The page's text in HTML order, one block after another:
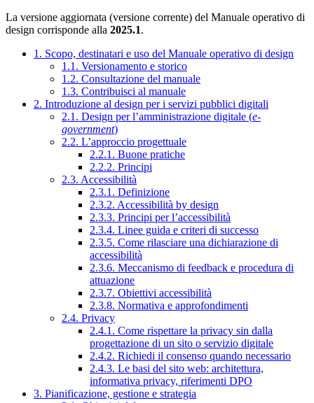
La versione aggiornata (versione corrente) del Manuale operativo di
design corrisponde alla 2025.1.
1. Scopo, destinatari e uso del Manuale operativo di design
1.1. Versionamento e storico
1.2. Consultazione del manuale
1.3. Contribuisci al manuale
2. Introduzione al design per i servizi pubblici digitali
2.1. Design per l’amministrazione digitale (e-
government)
2.2. L’approccio progettuale
2.2.1. Buone pratiche
2.2.2. Principi
2.3. Accessibilità
2.3.1. Definizione
2.3.2. Accessibilità by design
2.3.3. Principi per l’accessibilità
2.3.4. Linee guida e criteri di successo
2.3.5. Come rilasciare una dichiarazione di
accessibilità
2.3.6. Meccanismo di feedback e procedura di
attuazione
2.3.7. Obiettivi accessibilità
2.3.8. Normativa e approfondimenti
2.4. Privacy
2.4.1. Come rispettare la privacy sin dalla
progettazione di un sito o servizio digitale
2.4.2. Richiedi il consenso quando necessario
2.4.3. Le basi del sito web: architettura,
informativa privacy, riferimenti DPO
3. Pianificazione, gestione e strategia